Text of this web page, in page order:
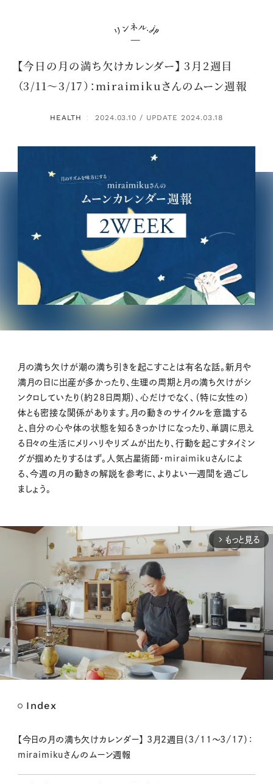
【今日の月の満ち欠けカレンダー】 3月2週目
（3/11～3/17）：miraimikuさんのムーン週報
HEALTH ： 2024.03.10 / UPDATE 2024.03.18
月の満ち欠けが潮の満ち引きを起こすことは有名な話。新月や
満月の日に出産が多かったり、生理の周期と月の満ち欠けがシ
ンクロしていたり（約28日周期）、心だけでなく、（特に女性の）
体とも密接な関係があります。月の動きのサイクルを意識する
と、自分の心や体の状態を知るきっかけになったり、単調に思え
る日々の生活にメリハリやリズムが出たり、行動を起こすタイミン
グが掴めたりするはず。人気占星術師・miraimikuさんによ
る、今週の月の動きの解説を参考に、よりよい一週間を過ごし
ましょう。
arrow_forward_ios もっと見る
t
Index
【今日の月の満ち欠けカレンダー】 3月2週目（3/11～3/17）：
miraimikuさんのムーン週報